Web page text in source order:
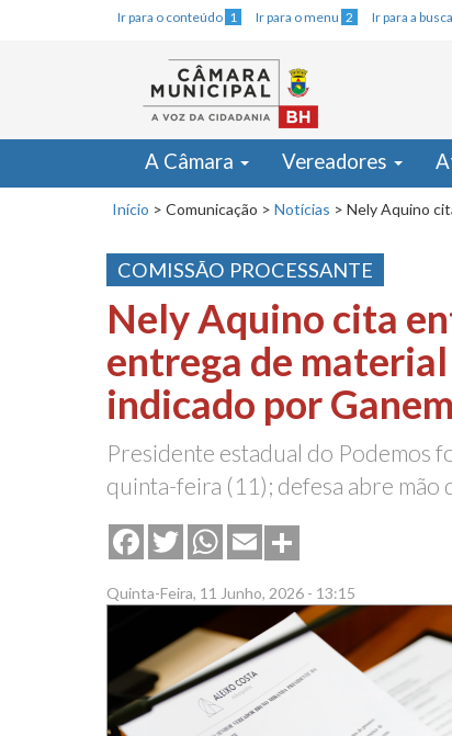
Ir para o conteúdo 1 Ir para o menu 2 Ir para a busca
A Câmara Vereadores
Início > Comunicação > Notícias > Nely Aquino
COMISSÃO PROCESSANTE
Nely Aquino cita
entrega de
indicado por Ganem
Presidente estadual do Podemos
quinta-feira (11); defesa abre mão
FacebookTwitterWhatsApp
Email
Quinta-Feira, 11 Junho, 2026 - 13:15